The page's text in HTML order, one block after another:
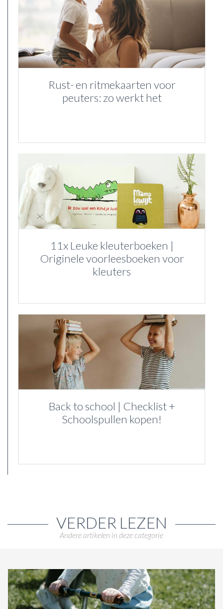
Rust- en ritmekaarten voor
peuters: zo werkt het
11x Leuke kleuterboeken |
Originele voorleesboeken voor
kleuters
Back to school | Checklist +
Schoolspullen kopen!
VERDER LEZEN
Andere artikelen in deze categorie